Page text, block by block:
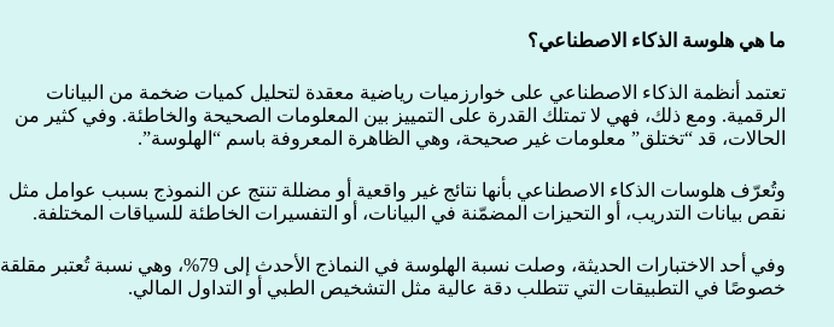
ما هي هلوسة الذكاء الاصطناعي؟
تعتمد أنظمة الذكاء الاصطناعي على خوارزميات رياضية معقدة لتحليل كميات ضخمة من البيانات
الرقمية. ومع ذلك، فهي لا تمتلك القدرة على التمييز بين المعلومات الصحيحة والخاطئة. وفي كثير من
الحالات، قد “تختلق” معلومات غير صحيحة، وهي الظاهرة المعروفة باسم “الهلوسة”.
وتُعرّف هلوسات الذكاء الاصطناعي بأنها نتائج غير واقعية أو مضللة تنتج عن النموذج بسبب عوامل مثل
نقص بيانات التدريب، أو التحيزات المضمّنة في البيانات، أو التفسيرات الخاطئة للسياقات المختلفة.
وفي أحد الاختبارات الحديثة، وصلت نسبة الهلوسة في النماذج الأحدث إلى 79%، وهي نسبة تُعتبر مقلقة
خصوصًا في التطبيقات التي تتطلب دقة عالية مثل التشخيص الطبي أو التداول المالي.